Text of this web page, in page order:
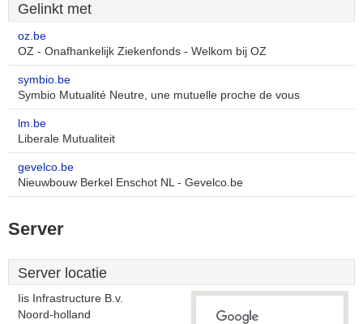
Gelinkt met
oz.be
OZ - Onafhankelijk Ziekenfonds - Welkom bij OZ
symbio.be
Symbio Mutualité Neutre, une mutuelle proche de vous
lm.be
Liberale Mutualiteit
gevelco.be
Nieuwbouw Berkel Enschot NL - Gevelco.be
Server
Server locatie
Iis Infrastructure B.v.
Noord-holland